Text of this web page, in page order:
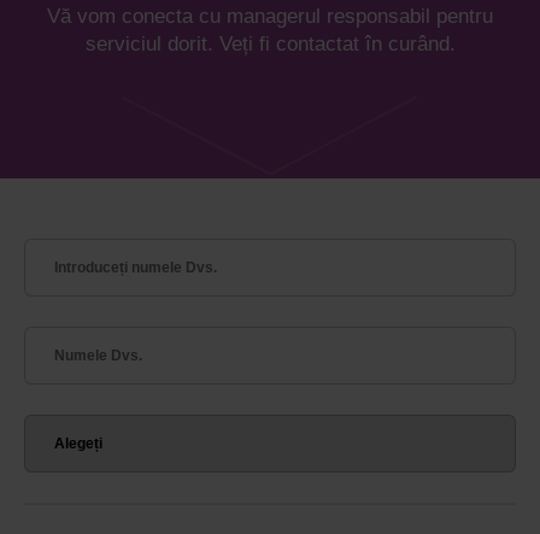
Vă vom conecta cu managerul responsabil pentru
serviciul dorit. Veți fi contactat în curând.